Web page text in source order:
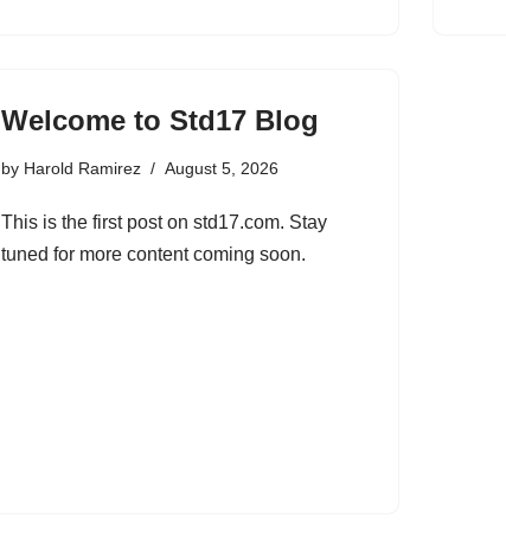
Welcome to Std17 Blog
by Harold Ramirez August 5, 2026
This is the first post on std17.com. Stay
tuned for more content coming soon.